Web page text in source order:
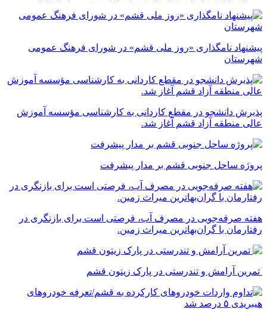
پیشنهاد نامگذاری «روز ملی قشم» در شورای فرهنگ عمومی
شهرستان
پذیرش دانشجو در مقطع کاردانی به کارشناسی مؤسسه آموزش
عالی منطقه آزاد قشم آغاز شد.
پروژه ساحل جنوبی قشم بر مدار پیشرفت
‌هفته صرفه‌جویی در مصرف آب، فرصتی است برای بازنگری در
رفتارمان با گران‌بهاترین میراث زمین.
تمرین آرامش و تندرستی در پارک زیتون قشم